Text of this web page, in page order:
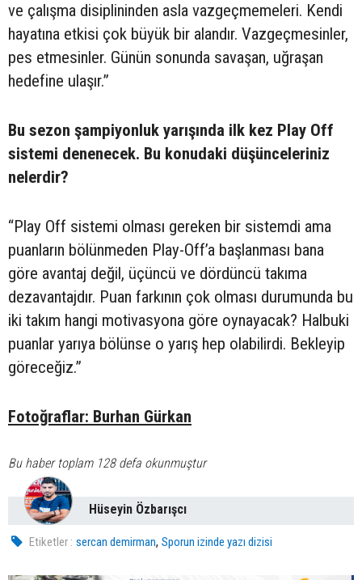
ve çalışma disiplininden asla vazgeçmemeleri. Kendi
hayatına etkisi çok büyük bir alandır. Vazgeçmesinler,
pes etmesinler. Günün sonunda savaşan, uğraşan
hedefine ulaşır.”
Bu sezon şampiyonluk yarışında ilk kez Play Off
sistemi denenecek. Bu konudaki düşünceleriniz
nelerdir?
“Play Off sistemi olması gereken bir sistemdi ama
puanların bölünmeden Play-Off’a başlanması bana
göre avantaj değil, üçüncü ve dördüncü takıma
dezavantajdır. Puan farkının çok olması durumunda bu
iki takım hangi motivasyona göre oynayacak? Halbuki
puanlar yarıya bölünse o yarış hep olabilirdi. Bekleyip
göreceğiz.”
Fotoğraflar: Burhan Gürkan
Bu haber toplam 128 defa okunmuştur
Hüseyin Özbarışcı
Etiketler : sercan demirman,Sporun izinde yazı dizisi